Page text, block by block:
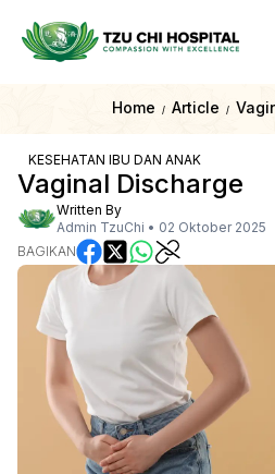
Home / Article /
KESEHATAN IBU DAN ANAK
Vaginal Discharge
Written By
Admin TzuChi • 02 Oktober 2025
BAGIKAN